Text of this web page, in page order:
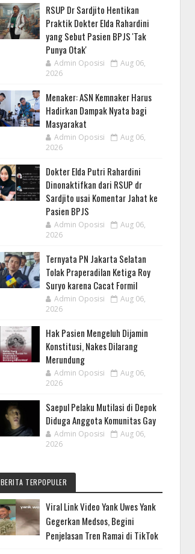
RSUP Dr Sardjito Hentikan
Praktik Dokter Elda Rahardini
yang Sebut Pasien BPJS 'Tak
Punya Otak'
Admin Oposisi
Aug 06,
2026
Menaker: ASN Kemnaker Harus
Hadirkan Dampak Nyata bagi
Masyarakat
Admin Oposisi
Aug 06,
2026
Dokter Elda Putri Rahardini
Dinonaktifkan dari RSUP dr
Sardjito usai Komentar Jahat ke
Pasien BPJS
Admin Oposisi
Aug 06,
2026
Ternyata PN Jakarta Selatan
Tolak Praperadilan Ketiga Roy
Suryo karena Cacat Formil
Admin Oposisi
Aug 06,
2026
Hak Pasien Mengeluh Dijamin
Konstitusi, Nakes Dilarang
Merundung
Admin Oposisi
Aug 06,
2026
Saepul Pelaku Mutilasi di Depok
Diduga Anggota Komunitas Gay
Admin Oposisi
Aug 06,
2026
BERITA TERPOPULER
Viral Link Video Yank Uwes Yank
Gegerkan Medsos, Begini
Penjelasan Tren Ramai di TikTok